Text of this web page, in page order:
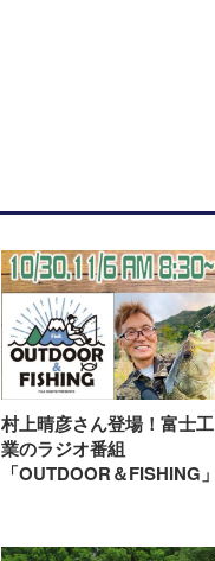
村上晴彦さん登場！富士工
業のラジオ番組
「OUTDOOR＆FISHING」